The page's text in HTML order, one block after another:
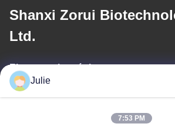
Shanxi Zorui
Ltd.
El correo electrónico
Julie
7:53 PM